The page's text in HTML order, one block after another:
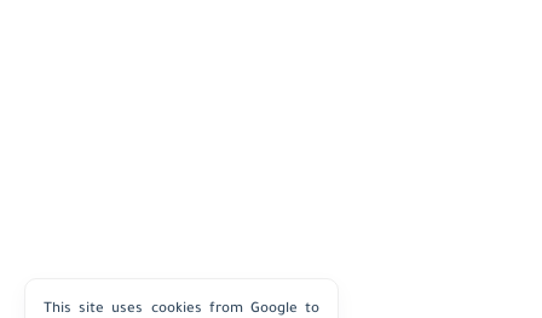
This site uses cookies from Google to